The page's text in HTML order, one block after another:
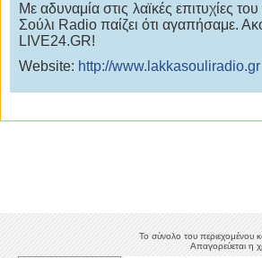
Με αδυναμία στις λαϊκές επιτυχίες
Σούλι Radio παίζει ότι αγαπήσαμε.
LIVE24.GR!
Website: http://www.lakkasouliradio.gr
Το σύνολο του περιεχομένου
Απαγορεύεται η